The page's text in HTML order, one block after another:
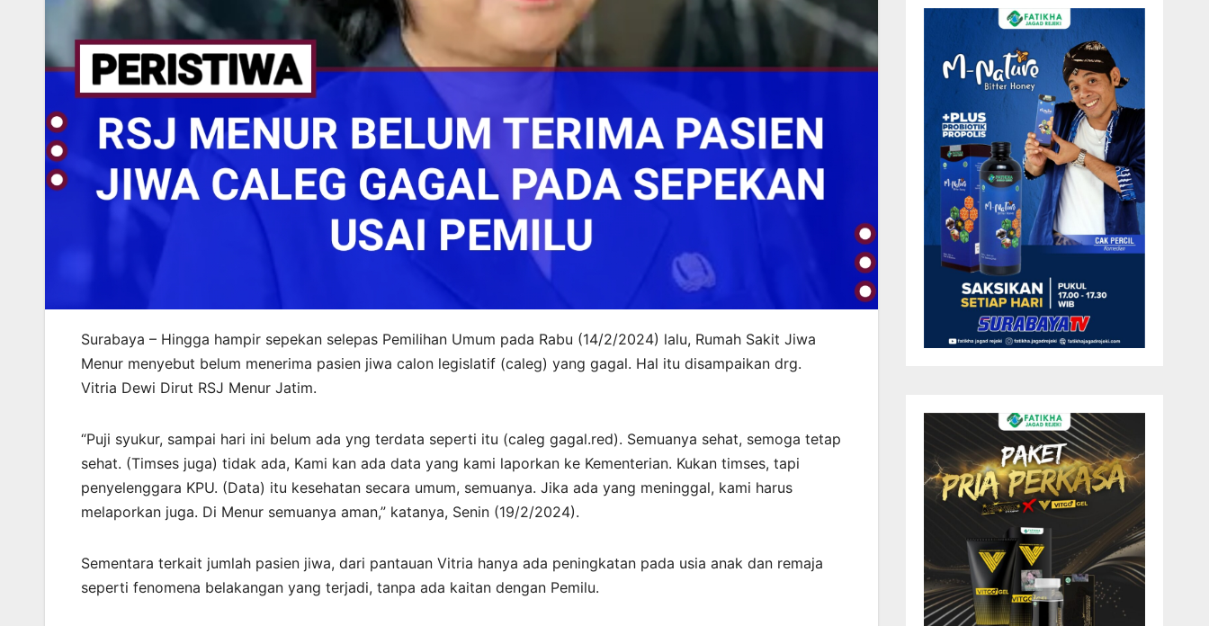
Surabaya – Hingga hampir sepekan selepas Pemilihan Umum pada Rabu (14/2/2024) lalu, Rumah Sakit Jiwa
Menur menyebut belum menerima pasien jiwa calon legislatif (caleg) yang gagal. Hal itu disampaikan drg.
Vitria Dewi Dirut RSJ Menur Jatim.
“Puji syukur, sampai hari ini belum ada yng terdata seperti itu (caleg gagal.red). Semuanya sehat, semoga tetap
sehat. (Timses juga) tidak ada, Kami kan ada data yang kami laporkan ke Kementerian. Kukan timses, tapi
penyelenggara KPU. (Data) itu kesehatan secara umum, semuanya. Jika ada yang meninggal, kami harus
melaporkan juga. Di Menur semuanya aman,” katanya, Senin (19/2/2024).
Sementara terkait jumlah pasien jiwa, dari pantauan Vitria hanya ada peningkatan pada usia anak dan remaja
seperti fenomena belakangan yang terjadi, tanpa ada kaitan dengan Pemilu.